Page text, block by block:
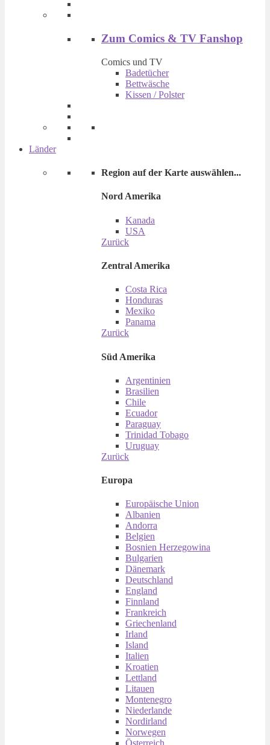
Zum Comics & TV Fanshop
Comics und TV
Badetücher
Bettwäsche
Kissen / Polster
Länder
Region auf der Karte auswählen...
Nord Amerika
Kanada
USA
Zurück
Zentral Amerika
Costa Rica
Honduras
Mexiko
Panama
Zurück
Süd Amerika
Argentinien
Brasilien
Chile
Ecuador
Paraguay
Trinidad Tobago
Uruguay
Zurück
Europa
Europäische Union
Albanien
Andorra
Belgien
Bosnien Herzegowina
Bulgarien
Dänemark
Deutschland
England
Finnland
Frankreich
Griechenland
Irland
Island
Italien
Kroatien
Lettland
Litauen
Montenegro
Niederlande
Nordirland
Norwegen